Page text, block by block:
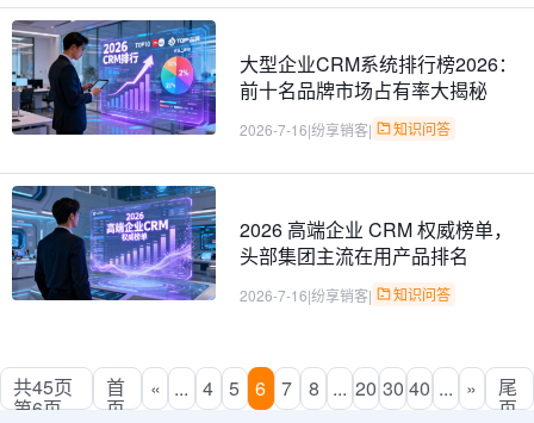
大型企业CRM系统排行榜2026：
前十名品牌市场占有率大揭秘
2026-7-16|纷享销客| 知识问答
2026 高端企业 CRM 权威榜单，
头部集团主流在用产品排名
2026-7-16|纷享销客| 知识问答
共45页
第6页
首
页
« ... 4 5 6 7 8 ... 20 30 40 ... » 尾
页